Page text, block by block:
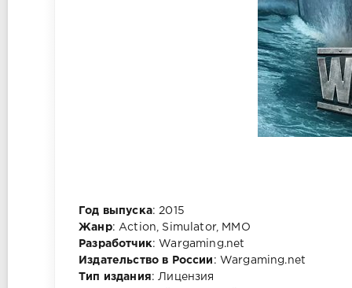
Год выпуска: 2015
Жанр: Action, Simulator, MMO
Разработчик: Wargaming.net
Издательство в России : Wargaming.net
Тип издания: Лицензия